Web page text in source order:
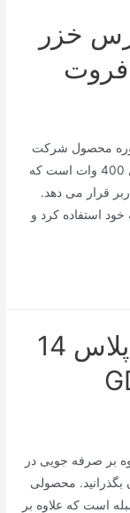
خزر
فروت
محصول شرکت
پارس خزر است. موتور استفاده شده در این مدل 400 وات است که
قرار می دهد.
استفاده کرد و
ماشین ظرفشویی جی پلاس 14
بر صرفه جویی در
بگذرانید. محصولی
است که علاوه بر